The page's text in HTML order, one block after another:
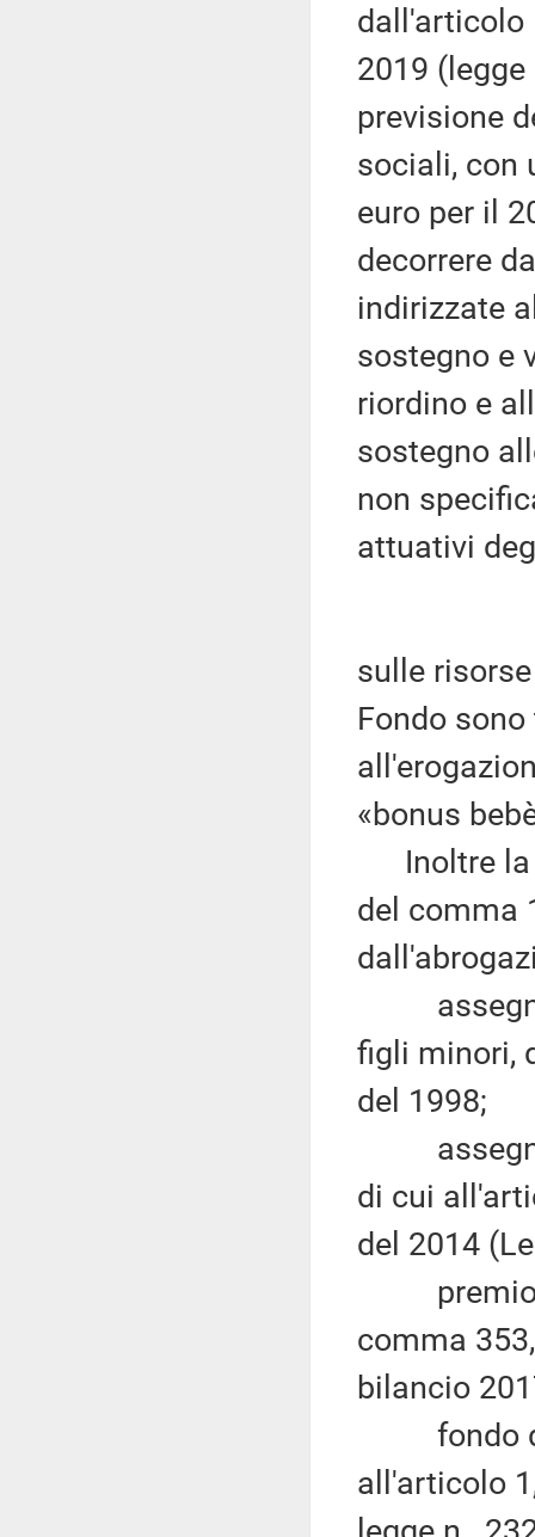
dall'articolo
2019
previsione
sociali, con
euro per il
decorrere
indirizzate
sostegno e
riordino e
sostegno
non
attuativi
sulle
Fondo
«bonus
Inoltre la
del comma
assegno
figli minori,
del 1998;
assegno
di cui
del 2014
premio
comma
bilancio
fondo di
all'articolo